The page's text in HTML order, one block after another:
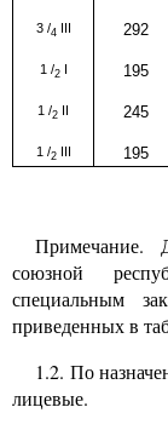
3/4 292
1 /2I 195
1 /2 245
1 /2III 195
Примечание.
союзной
специальным
приведенных в
1.2. По
лицевые.